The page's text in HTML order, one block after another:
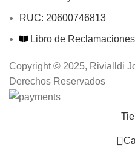
RUC: 20600746813
Libro de Reclamaciones
Copyright © 2025, Rivialldi
Derechos Reservados
0